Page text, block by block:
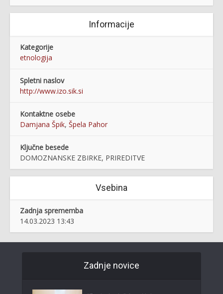
Informacije
Kategorije
etnologija
Spletni naslov
http://www.izo.sik.si
Kontaktne osebe
Damjana Špik, Špela Pahor
Ključne besede
DOMOZNANSKE ZBIRKE, PRIREDITVE
Vsebina
Zadnja sprememba
14.03.2023 13:43
Zadnje novice